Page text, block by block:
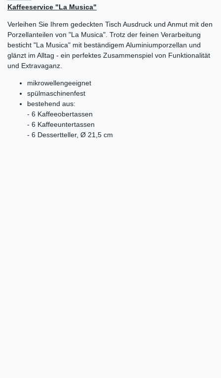
Kaffeeservice "La Musica"
Verleihen Sie Ihrem gedeckten Tisch Ausdruck und Anmut mit den
Porzellanteilen von "La Musica". Trotz der feinen Verarbeitung
besticht "La Musica" mit beständigem Aluminiumporzellan und
glänzt im Alltag - ein perfektes Zusammenspiel von Funktionalität
und Extravaganz.
mikrowellengeeignet
spülmaschinenfest
bestehend aus:
- 6 Kaffeeobertassen
- 6 Kaffeeuntertassen
- 6 Dessertteller, Ø 21,5 cm